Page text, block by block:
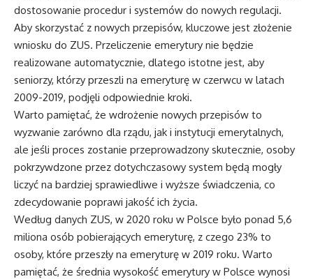
dostosowanie procedur i systemów do nowych regulacji.
Aby skorzystać z nowych przepisów, kluczowe jest złożenie
wniosku do ZUS. Przeliczenie emerytury nie będzie
realizowane automatycznie, dlatego istotne jest, aby
seniorzy, którzy przeszli na emeryturę w czerwcu w latach
2009-2019, podjęli odpowiednie kroki.
Warto pamiętać, że wdrożenie nowych przepisów to
wyzwanie zarówno dla rządu, jak i instytucji emerytalnych,
ale jeśli proces zostanie przeprowadzony skutecznie, osoby
pokrzywdzone przez dotychczasowy system będą mogły
liczyć na bardziej sprawiedliwe i wyższe świadczenia, co
zdecydowanie poprawi jakość ich życia.
Według danych ZUS, w 2020 roku w Polsce było ponad 5,6
miliona osób pobierających emeryturę, z czego 23% to
osoby, które przeszły na emeryturę w 2019 roku. Warto
pamiętać, że średnia wysokość emerytury w Polsce wynosi